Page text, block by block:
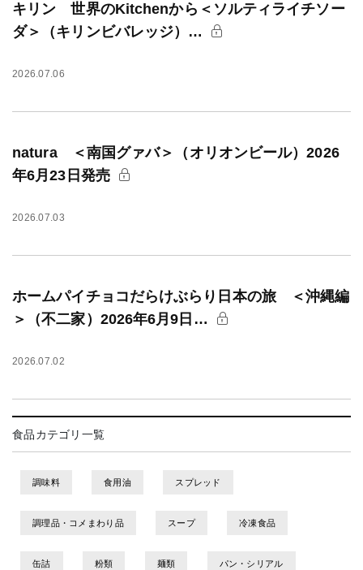
キリン 世界のKitchenから＜ソルティライチソー
ダ＞（キリンビバレッジ）…
2026.07.06
natura ＜南国グァバ＞（オリオンビール）2026
年6月23日発売
2026.07.03
ホームパイチョコだらけぶらり日本の旅 ＜沖縄編
＞（不二家）2026年6月9日…
2026.07.02
食品カテゴリ一覧
調味料 食用油 スプレッド
調理品・コメまわり品 スープ 冷凍食品
缶詰 粉類 麺類 パン・シリアル